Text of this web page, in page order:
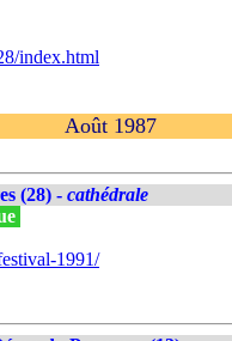
index.html
Août 1987
(28) - cathédrale
1991/